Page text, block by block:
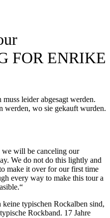
FOR ENRIKE
leider abgesagt werden.
werden, wo sie gekauft wurden.
we will be canceling our
We do not do this lightly and
make it over for our first time
every way to make this tour a
typischen Rockalben sind,
Rockband. 17 Jahre